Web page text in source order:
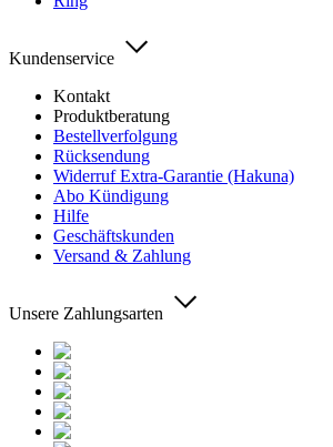
Kundenservice
Kontakt
Produktberatung
Bestellverfolgung
Rücksendung
Widerruf Extra-Garantie (Hakuna)
Abo Kündigung
Hilfe
Geschäftskunden
Versand & Zahlung
Unsere Zahlungsarten